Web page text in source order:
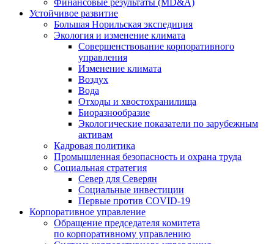
Устойчивое развитие
Большая Норильская экспедиция
Экология и изменение климата
Совершенствование корпоративного
управления
Изменение климата
Воздух
Вода
Отходы и хвостохранилища
Биоразнообразие
Экологические показатели по зарубежным
активам
Кадровая политика
Промышленная безопасность и охрана труда
Социальная стратегия
Север для Северян
Социальные инвестиции
Первые против COVID‑19
Корпоративное управление
Обращение председателя комитета
по корпоративному управлению